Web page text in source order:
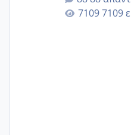
άγχος και οι
περνάνε με
7109